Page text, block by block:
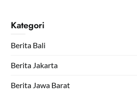
Kategori
Berita Bali
Berita Jakarta
Berita Jawa Barat